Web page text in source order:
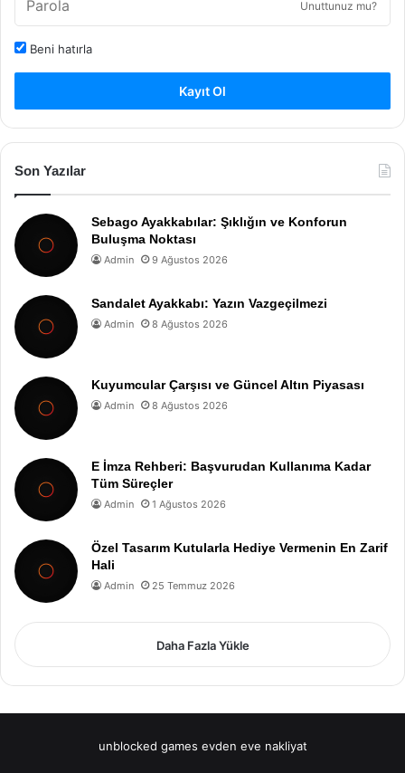
Unuttunuz mu?
Beni hatırla
Kayıt Ol
Son Yazılar
Sebago Ayakkabılar: Şıklığın ve Konforun
Buluşma Noktası
Admin 9 Ağustos 2026
Sandalet Ayakkabı: Yazın Vazgeçilmezi
Admin 8 Ağustos 2026
Kuyumcular Çarşısı ve Güncel Altın Piyasası
Admin 8 Ağustos 2026
E İmza Rehberi: Başvurudan Kullanıma Kadar
Tüm Süreçler
Admin 1 Ağustos 2026
Özel Tasarım Kutularla Hediye Vermenin En Zarif
Hali
Admin 25 Temmuz 2026
Daha Fazla Yükle
unblocked games evden eve nakliyat